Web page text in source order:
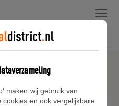
Menu
Ground Voetbalschoenen
maken wij gebruik van
en ook vergelijkbare